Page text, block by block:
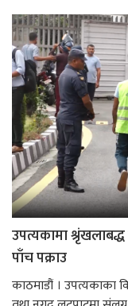
उपत्यकामा
पाँच पक्राउ
काठमाडौं । उपत्यकाका